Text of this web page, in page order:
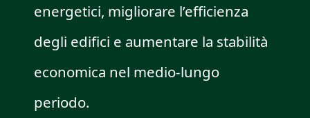
energetici, migliorare l’efficienza
degli edifici e aumentare la stabilità
economica nel medio-lungo
periodo.